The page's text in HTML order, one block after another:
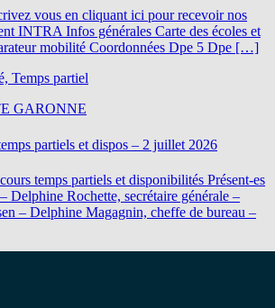
vous en cliquant ici pour recevoir nos
INTRA Infos générales Carte des écoles et
mobilité Coordonnées Dpe 5 Dpe […]
Temps partiel
GARONNE
partiels et dispos – 2 juillet 2026
temps partiels et disponibilités Présent-es
Delphine Rochette, secrétaire générale –
– Delphine Magagnin, cheffe de bureau –